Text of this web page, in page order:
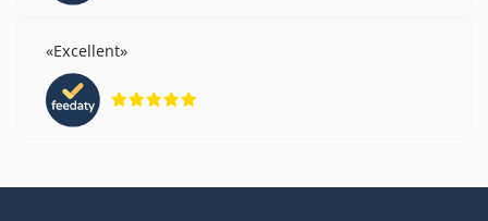
Excellent